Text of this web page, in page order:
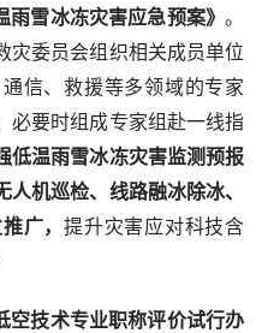
雨雪冰冻灾害应急预案》。
灾委员会组织相关成员单位
信、救援等多领域的专家
必要时组成专家组赴一线指
低温雨雪冰冻灾害监测预报
机巡检、线路融冰除冰、
广， 提升灾害应对科技含
空技术专业职称评价试行办